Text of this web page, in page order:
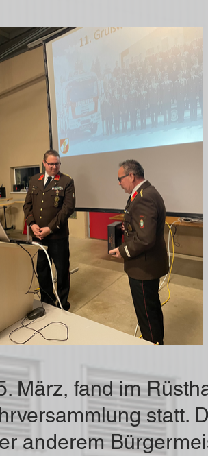
März, fand im
statt.
anderem